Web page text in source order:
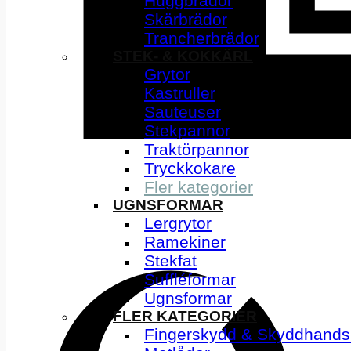
Skärbrädor
Trancherbrädor
Grytor
Kastruller
Sauteuser
Stekpannor
Traktörpannor
Tryckkokare
Fler kategorier
UGNSFORMAR
Lergrytor
Ramekiner
Stekfat
Suffléformar
Ugnsformar
FLER KATEGORIER
Fingerskydd &